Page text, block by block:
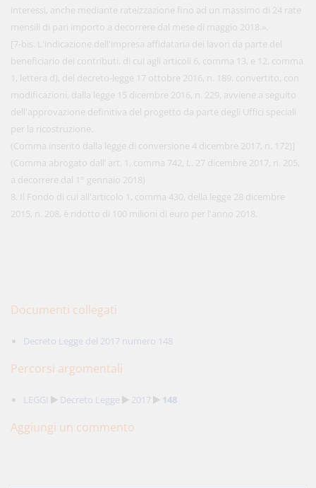
interessi, anche mediante rateizzazione fino ad un massimo di 24 rate
mensili di pari importo a decorrere dal mese di maggio 2018.».
[7-bis. L'indicazione dell'impresa affidataria dei lavori da parte del
beneficiario dei contributi, di cui agli articoli 6, comma 13, e 12, comma
1, lettera d), del decreto-legge 17 ottobre 2016, n. 189, convertito, con
modificazioni, dalla legge 15 dicembre 2016, n. 229, avviene a seguito
dell'approvazione definitiva del progetto da parte degli Uffici speciali
per la ricostruzione.
(Comma inserito dalla legge di conversione 4 dicembre 2017, n. 172)]
(Comma abrogato dall’ art. 1, comma 742, L. 27 dicembre 2017, n. 205,
a decorrere dal 1° gennaio 2018)
8. Il Fondo di cui all'articolo 1, comma 430, della legge 28 dicembre
2015, n. 208, è ridotto di 100 milioni di euro per l'anno 2018.
Documenti collegati
Decreto Legge del 2017 numero 148
Percorsi argomentali
LEGGI Decreto Legge 2017 148
Aggiungi un commento